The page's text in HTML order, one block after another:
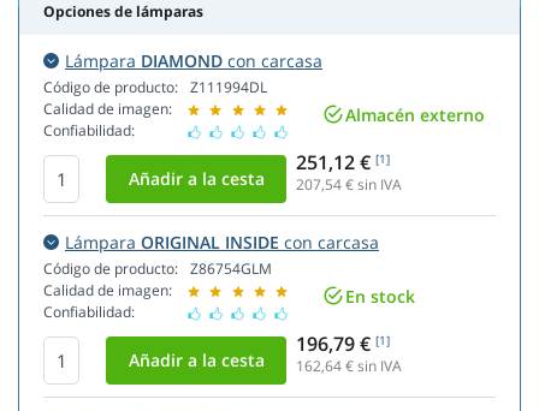
Opciones de lámparas
Lámpara DIAMOND con carcasa
Código de producto:
Calidad de imagen:
Confiabilidad:
Z111994DL
Almacén externo
251,12 € [1]
207,54€ sin IVA
Lámpara ORIGINAL INSIDE con carcasa
Código de producto:
Calidad de imagen:
Confiabilidad:
Z86754GLM
En stock
196,79 € [1]
162,64€ sin IVA